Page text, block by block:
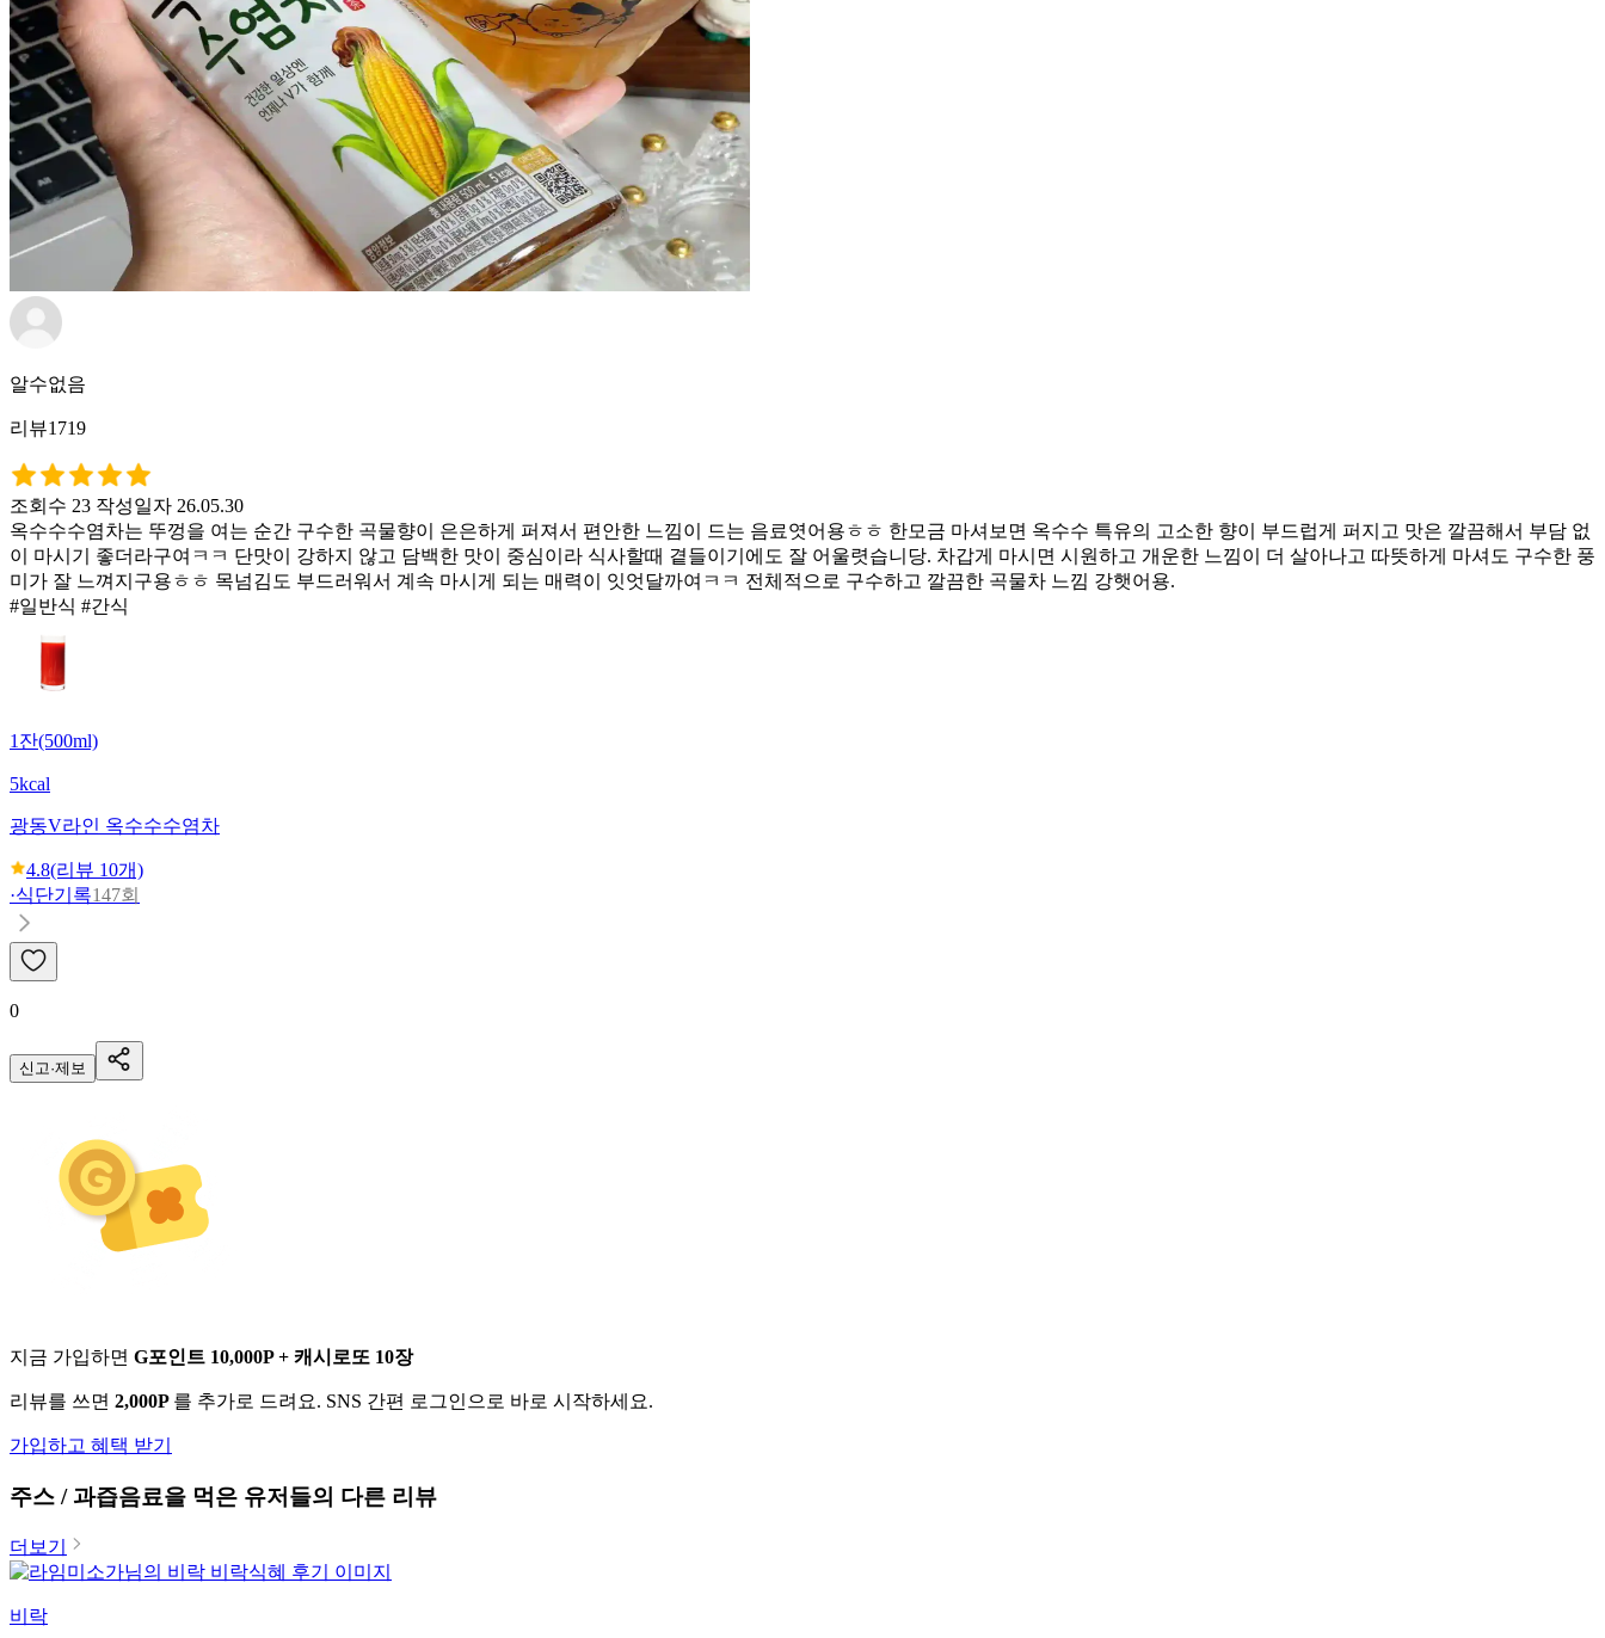
알수없음
리뷰1719
조회수 23 작성일자 26.05.30
옥수수수염차는 뚜껑을 여는 순간 구수한 곡물향이 은은하게 퍼져서 편안한 느낌이 드는 음료엿어용ㅎㅎ 한모금 마셔보면 옥수수 특유의 고소한 향이 부드럽게 퍼지고 맛은 깔끔해서 부담 없
이 마시기 좋더라구여ㅋㅋ 단맛이 강하지 않고 담백한 맛이 중심이라 식사할때 곁들이기에도 잘 어울렷습니당. 차갑게 마시면 시원하고 개운한 느낌이 더 살아나고 따뜻하게 마셔도 구수한 풍
미가 잘 느껴지구용ㅎㅎ 목넘김도 부드러워서 계속 마시게 되는 매력이 잇엇달까여ㅋㅋ 전체적으로 구수하고 깔끔한 곡물차 느낌 강햇어용.
#일반식 #간식
1잔(500ml)
5kcal
광동V라인 옥수수수염차
4.8(리뷰 10개)
·식단기록147회
0
신고·제보
지금 가입하면 G포인트 10,000P + 캐시로또 10장
리뷰를 쓰면 2,000P 를 추가로 드려요. SNS 간편 로그인으로 바로 시작하세요.
가입하고 혜택 받기
주스 / 과즙음료을 먹은 유저들의 다른 리뷰
더보기
비락